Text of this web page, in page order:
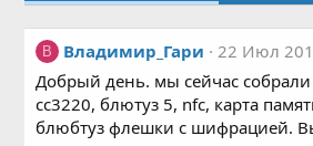
В Владимир_Гари
22 Июл
Добрый день. мы сейчас собрали
сс3220, блютуз 5, nfc, карта
блюбтуз флешки с шифрацией.